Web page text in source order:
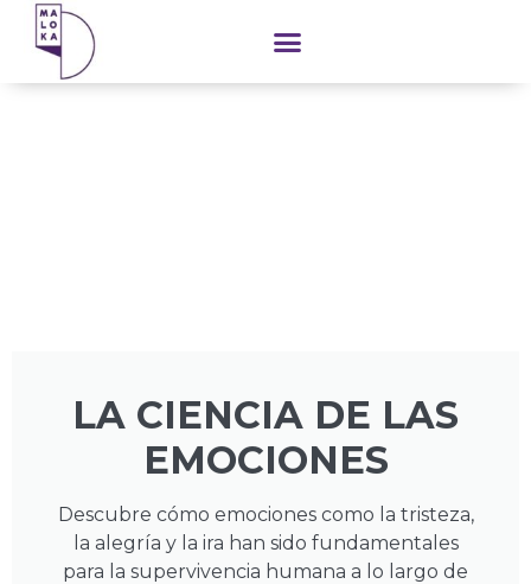
contenido
LA CIENCIA DE LAS
EMOCIONES
Descubre cómo emociones como la tristeza,
la alegría y la ira han sido fundamentales
para la supervivencia humana a lo largo de